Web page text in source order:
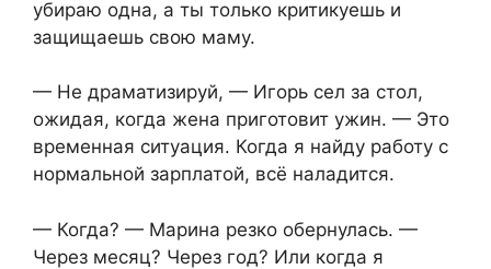
убираю одна, а ты только критикуешь и
защищаешь свою маму.
— Не драматизируй, — Игорь сел за стол,
ожидая, когда жена приготовит ужин. — Это
временная ситуация. Когда я найду работу с
нормальной зарплатой, всё наладится.
— Когда? — Марина резко обернулась. —
Через месяц? Через год? Или когда я